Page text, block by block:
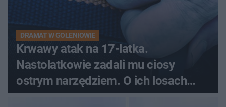
DRAMAT W GOLENIOWIE
Krwawy atak na 17-latka.
Nastolatkowie zadali mu ciosy
ostrym narzędziem. O ich losach
zdecyduje sąd rodzinny